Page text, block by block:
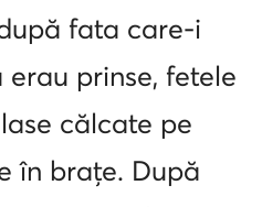
fata care-i
prinse, fetele
călcate pe
în brațe. După